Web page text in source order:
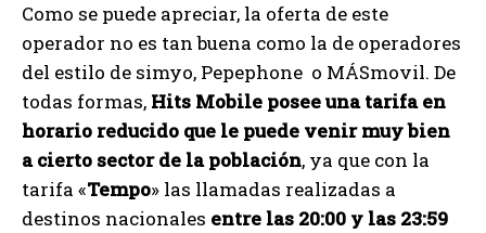
Como se puede apreciar, la oferta de este
operador no es tan buena como la de operadores
del estilo de simyo, Pepephone o MÁSmovil. De
todas formas, Hits Mobile posee una tarifa en
horario reducido que le puede venir muy bien
a cierto sector de la población, ya que con la
tarifa «Tempo» las llamadas realizadas a
destinos nacionales entre las 20:00 y las 23:59